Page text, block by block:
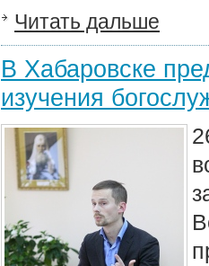
Читать дальше
В Хабаровске
изучения